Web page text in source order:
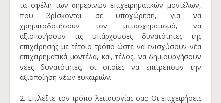
τα οφέλη των σημερινών επιχειρηματικών μοντέλων,
που βρίσκονται σε υποχώρηση, για να
χρηματοδοτήσουν τον μετασχηματισμό, να
αξιοποιήσουν τις υπάρχουσες δυνατότητες της
επιχείρησης με τέτοιο τρόπο ώστε να ενισχύσουν νέα
επιχειρηματικά μοντέλα, και, τέλος, να δημιουργήσουν
νέες δυνατότητες, οι οποίες να επιτρέπουν την
αξιοποίηση νέων ευκαιριών.
2. Επιλέξτε τον τρόπο λειτουργίας σας: Οι επιχειρήσεις